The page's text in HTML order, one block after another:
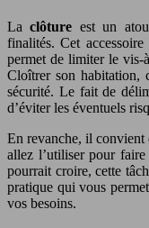
Laclôture est un
finalités. Cet
permet de limiter le vis-
Cloîtrer son habitation,
sécurité. Le fait de
d’éviter les éventuels
En revanche, il convient
allez l’utiliser pour
pourrait croire, cette
pratique qui vous
vos besoins.